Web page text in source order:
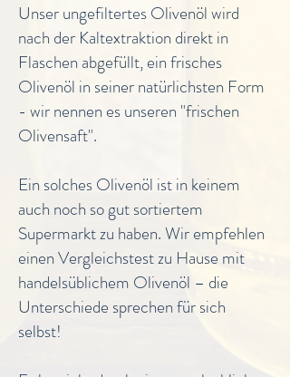
Unser ungefiltertes Olivenöl wird
nach der Kaltextraktion direkt in
Flaschen abgefüllt, ein frisches
Olivenöl in seiner natürlichsten Form
- wir nennen es unseren "frischen
Olivensaft".
Ein solches Olivenöl ist in keinem
auch noch so gut sortiertem
Supermarkt zu haben. Wir empfehlen
einen Vergleichstest zu Hause mit
handelsüblichem Olivenöl – die
Unterschiede sprechen für sich
selbst!